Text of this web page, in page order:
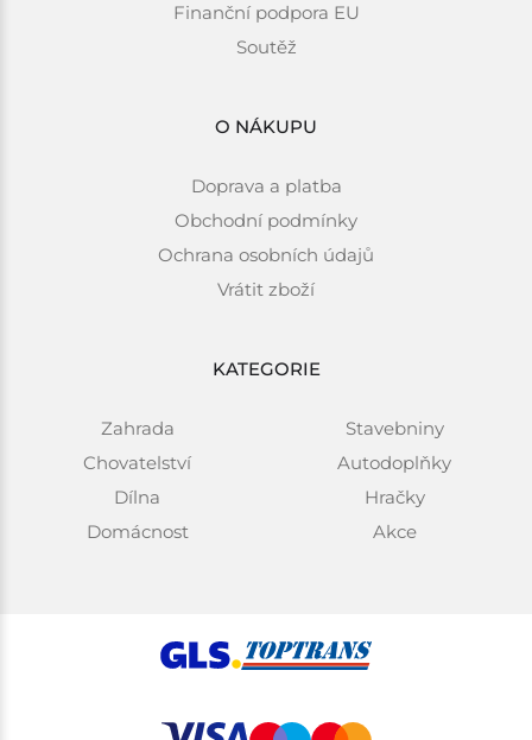
Finanční podpora EU
Soutěž
O NÁKUPU
Doprava a platba
Obchodní podmínky
Ochrana osobních údajů
Vrátit zboží
KATEGORIE
Zahrada
Chovatelství
Dílna
Domácnost
Stavebniny
Autodoplňky
Hračky
Akce